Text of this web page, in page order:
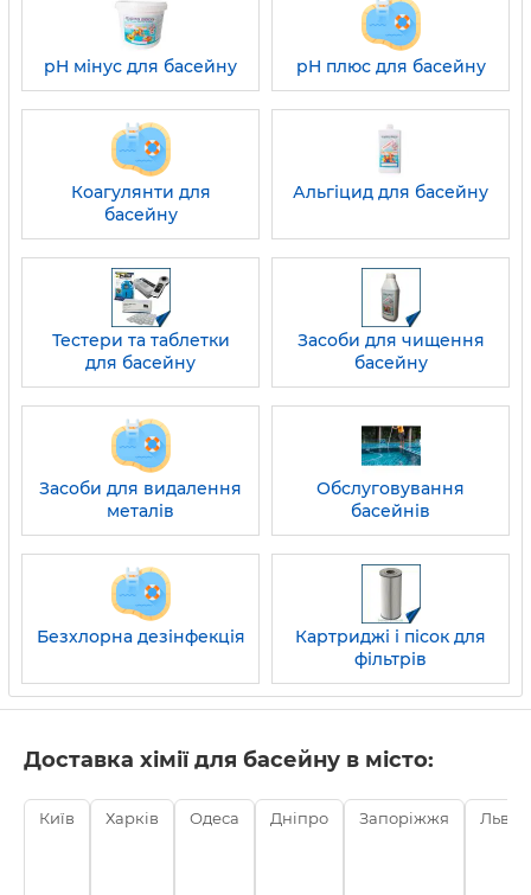
pH мінус для басейну pH плюс для басейну
Коагулянти для
басейну
Альгіцид для басейну
Тестери та таблетки
для басейну
Засоби для чищення
басейну
Засоби для видалення
металів
Обслуговування
басейнів
Безхлорна дезінфекція
Картриджі і пісок для
фільтрів
Доставка хімії для басейну в місто:
Київ Харків Одеса Дніпро Запоріжжя Львів